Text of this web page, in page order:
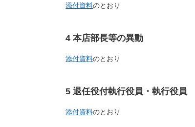
添付資料のとおり
4 本店部長等の異動
添付資料のとおり
5 退任役付執行役員・執行役員
添付資料のとおり